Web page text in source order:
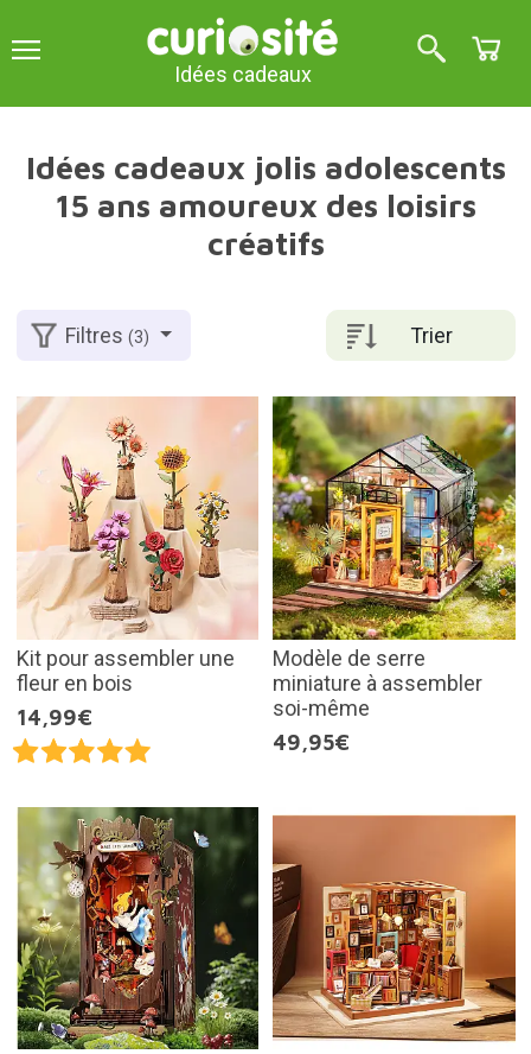
Idées cadeaux
Idées cadeaux jolis adolescents
15 ans amoureux des loisirs
créatifs
Trier
Filtres(3)
Kit pour assembler une
fleur en bois
14,99€
Modèle de serre
miniature à assembler
soi-même
49,95€